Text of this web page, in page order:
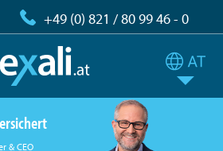
+49 (0) 821 / 80 99 46 - 0
& CEO